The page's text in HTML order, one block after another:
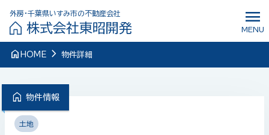
外房・千葉県いすみ市の不動産会社
株式会社東昭開発 menu
MENU
home HOME navigate_next 物件詳細
home 物件情報
土地